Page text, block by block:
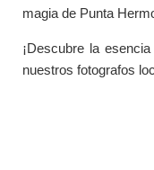
magia de Punta
¡Descubre la
nuestros fotografos